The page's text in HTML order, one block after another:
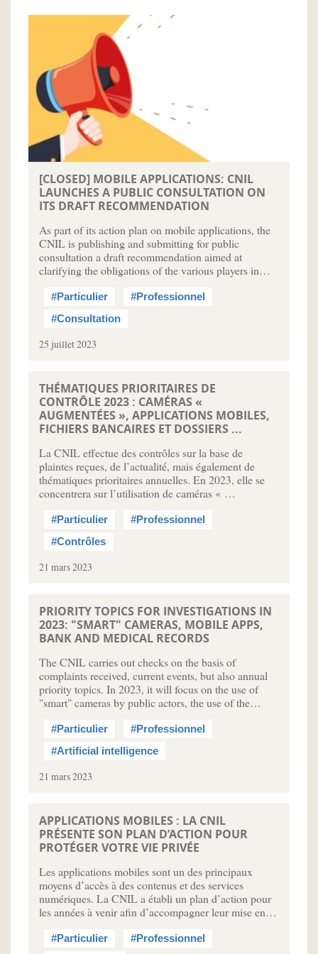
[CLOSED] MOBILE APPLICATIONS: CNIL
LAUNCHES A PUBLIC CONSULTATION ON
ITS DRAFT RECOMMENDATION
As part of its action plan on mobile applications, the
CNIL is publishing and submitting for public
consultation a draft recommendation aimed at
clarifying the obligations of the various players in…
#Particulier
#Professionnel
#Consultation
25 juillet 2023
THÉMATIQUES PRIORITAIRES DE
CONTRÔLE 2023 : CAMÉRAS «
AUGMENTÉES », APPLICATIONS MOBILES,
FICHIERS BANCAIRES ET DOSSIERS ...
La CNIL effectue des contrôles sur la base de
plaintes reçues, de l’actualité, mais également de
thématiques prioritaires annuelles. En 2023, elle se
concentrera sur l’utilisation de caméras « …
#Particulier
#Professionnel
#Contrôles
21 mars 2023
PRIORITY TOPICS FOR INVESTIGATIONS IN
2023: "SMART" CAMERAS, MOBILE APPS,
BANK AND MEDICAL RECORDS
The CNIL carries out checks on the basis of
complaints received, current events, but also annual
priority topics. In 2023, it will focus on the use of
"smart" cameras by public actors, the use of the…
#Particulier
#Professionnel
#Artificial intelligence
21 mars 2023
APPLICATIONS MOBILES : LA CNIL
PRÉSENTE SON PLAN D’ACTION POUR
PROTÉGER VOTRE VIE PRIVÉE
Les applications mobiles sont un des principaux
moyens d’accès à des contenus et des services
numériques. La CNIL a établi un plan d’action pour
les années à venir afin d’accompagner leur mise en…
#Particulier #Professionnel